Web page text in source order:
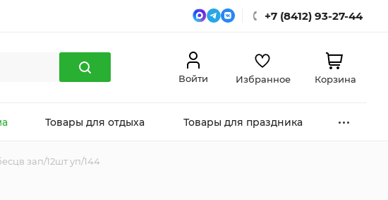
+7 (8412) 93-27-44
Войти
Избранное Корзина
Товары для отдыха Товары для праздника
зап/12шт уп/144